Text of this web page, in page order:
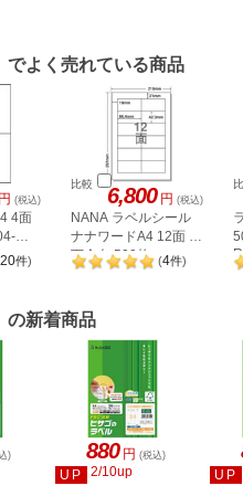
でよく売れている商品
円 (税込)
4面
20件)
比較 6,800 円 (税込)
NANA ラベルシール
ナナワードA4 12面 上
下余白 500枚
LDW12P
(4件)
の新着商品
) 880 円 (税込)
UP
2/10up
UP